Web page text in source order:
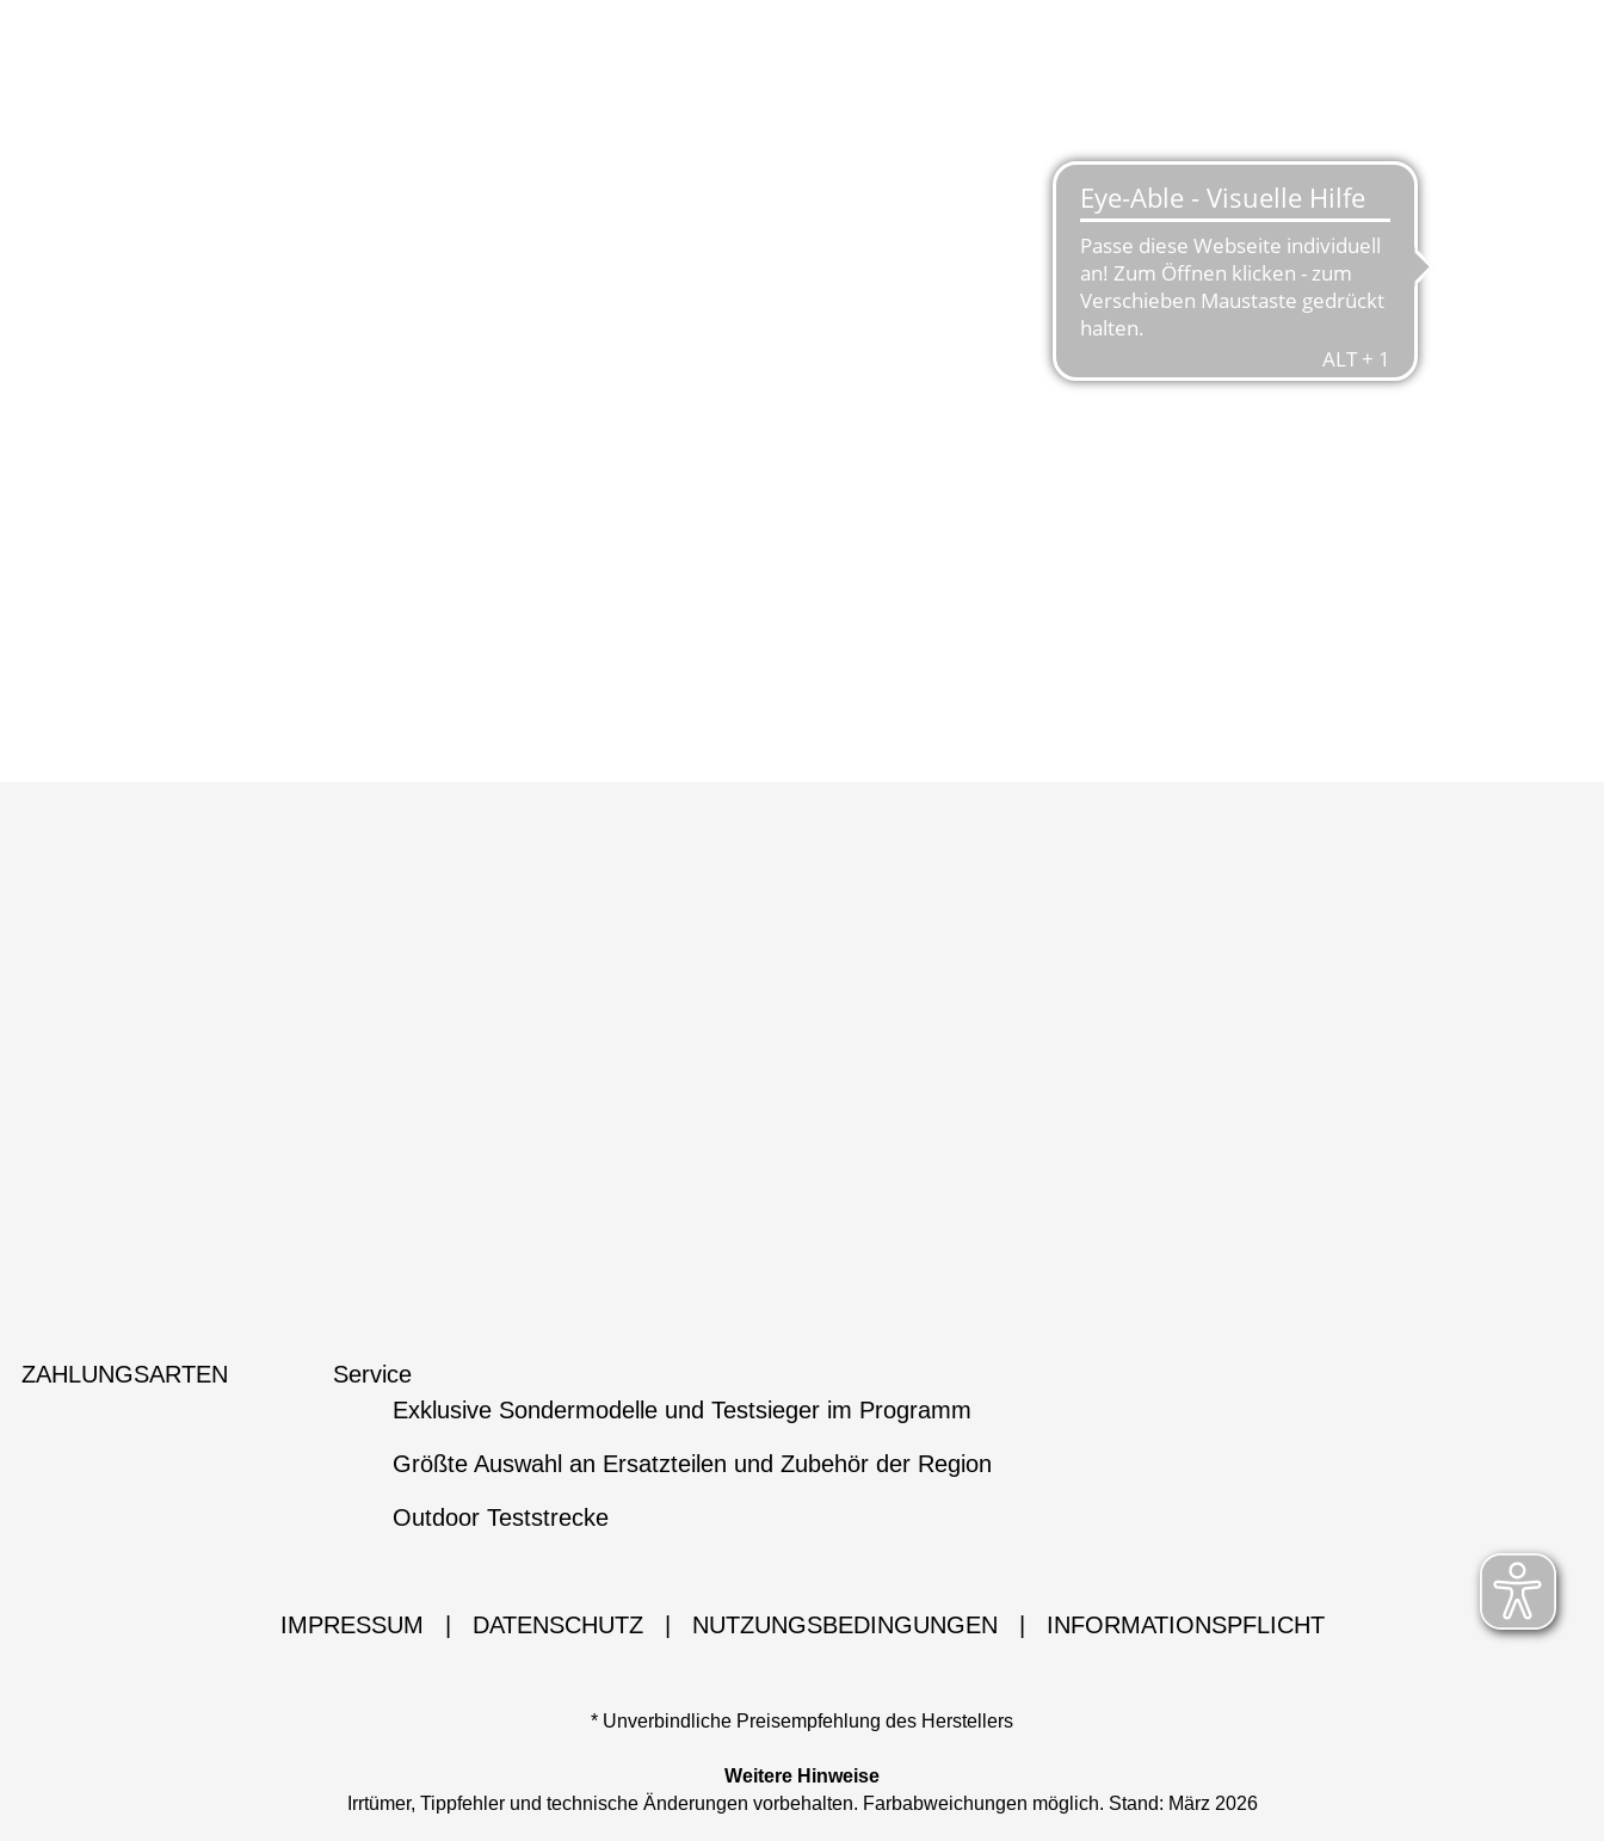
ZAHLUNGSARTEN
Service
Exklusive Sondermodelle und Testsieger im Programm
Größte Auswahl an Ersatzteilen und Zubehör der Region
Outdoor Teststrecke
IMPRESSUM DATENSCHUTZ NUTZUNGSBEDINGUNGEN INFORMATIONSPFLICHT
* Unverbindliche Preisempfehlung des Herstellers
Weitere Hinweise
Irrtümer, Tippfehler und technische Änderungen vorbehalten. Farbabweichungen möglich. Stand: März 2026